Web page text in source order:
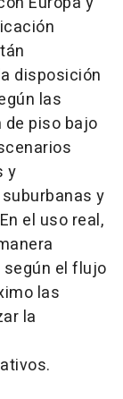
disposición
las
piso bajo
y
y
el uso real,
el flujo
las
la